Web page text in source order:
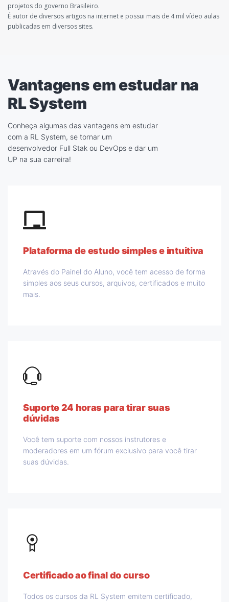
projetos do governo Brasileiro.
É autor de diversos artigos na internet e possui mais de 4 mil vídeo aulas
publicadas em diversos sites.
Vantagens em estudar na
RL System
Conheça algumas das vantagens em estudar
com a RL System, se tornar um
desenvolvedor Full Stak ou DevOps e dar um
UP na sua carreira!
Plataforma de estudo simples e intuitiva
Através do Painel do Aluno, você tem acesso de forma
simples aos seus cursos, arquivos, certificados e muito
mais.
Suporte 24 horas para tirar suas
dúvidas
Você tem suporte com nossos instrutores e
moderadores em um fórum exclusivo para você tirar
suas dúvidas.
Certificado ao final do curso
Todos os cursos da RL System emitem certificado,